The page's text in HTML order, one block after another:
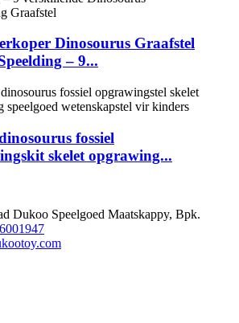
Dinosourus Graafstel
– 9...
fossiel
skelet opgrawing...
Dukoo Speelgoed Maatskappy, Bpk.